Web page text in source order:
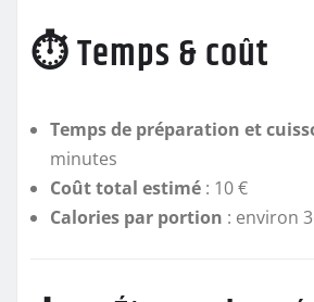
⏱️ Temps & coût
Temps de préparation et
minutes
Coût total estimé : 10 €
Calories par portion : environ